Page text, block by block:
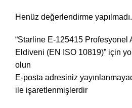
Henüz değerlendirme yapılmadı.
“Starline E-125415 Profesyonel
Eldiveni (EN ISO 10819)” için
olun
E-posta adresiniz
ile işaretlenmişlerdir